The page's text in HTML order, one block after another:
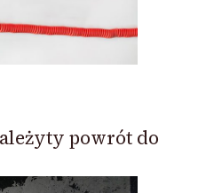
powrót do